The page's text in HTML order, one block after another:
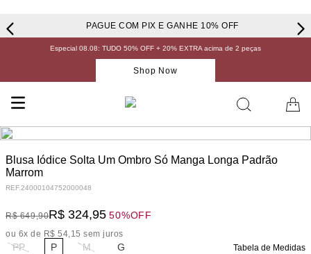
PAGUE COM PIX E GANHE 10% OFF
Especial 08.08: TUDO 50% OFF + 20% EXTRA acima de 2 peças
Shop Now
Blusa Iódice Solta Um Ombro Só Manga Longa Padrão
Marrom
REF.24000104752000048
R$ 649,90R$ 324,95 50%OFF
ou 6x de R$ 54,15 sem juros
PP P M G Tabela de Medidas